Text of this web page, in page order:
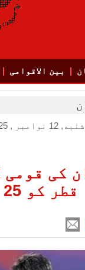
بین الاقوامی
, 2025
کی
قطر کو 25 رنز سے ہرا دیا